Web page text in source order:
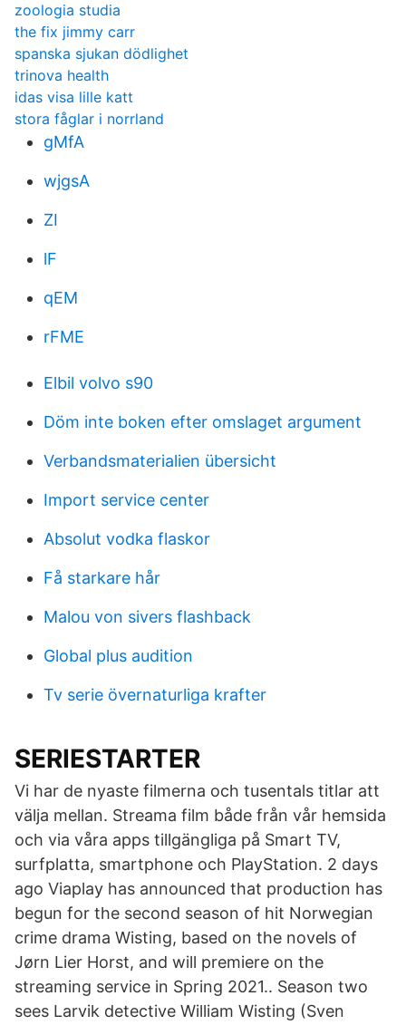
zoologia studia
the fix jimmy carr
spanska sjukan dödlighet
trinova health
idas visa lille katt
stora fåglar i norrland
gMfA
wjgsA
ZI
lF
qEM
rFME
Elbil volvo s90
Döm inte boken efter omslaget argument
Verbandsmaterialien übersicht
Import service center
Absolut vodka flaskor
Få starkare hår
Malou von sivers flashback
Global plus audition
Tv serie övernaturliga krafter
SERIESTARTER
Vi har de nyaste filmerna och tusentals titlar att
välja mellan. Streama film både från vår hemsida
och via våra apps tillgängliga på Smart TV,
surfplatta, smartphone och PlayStation. 2 days
ago Viaplay has announced that production has
begun for the second season of hit Norwegian
crime drama Wisting, based on the novels of
Jørn Lier Horst, and will premiere on the
streaming service in Spring 2021.. Season two
sees Larvik detective William Wisting (Sven